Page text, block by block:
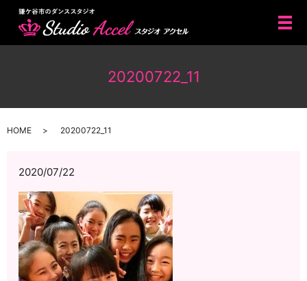
メ
20200722_11
HOME 20200722_11
2020/07/22